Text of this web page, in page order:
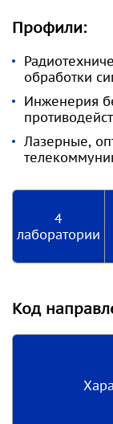
Профили:
обработки
Инженерия
Лазерные,
4
лаборатории
Код